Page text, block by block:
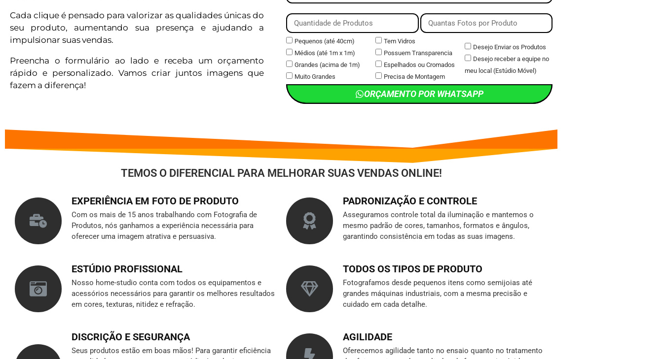
Cada clique é pensado para valorizar as qualidades únicas do
seu produto, aumentando sua presença e ajudando a
impulsionar suas vendas.
Preencha o formulário ao lado e receba um orçamento
rápido e personalizado. Vamos criar juntos imagens que
fazem a diferença!
Pequenos (até 40cm)
Médios (até 1m x 1m)
Grandes (acima de 1m)
Muito Grandes
Tem Vidros
Possuem Transparencia
Espelhados ou Cromados
Precisa de Montagem
Desejo Enviar os Produtos
Desejo receber a equipe no
meu local (Estúdio Móvel)
ORÇAMENTO POR WHATSAPP
TEMOS O DIFERENCIAL PARA MELHORAR SUAS VENDAS ONLINE!
EXPERIÊNCIA EM FOTO DE PRODUTO
Com os mais de 15 anos trabalhando com Fotografia de
Produtos, nós ganhamos a experiência necessária para
oferecer uma imagem atrativa e persuasiva.
ESTÚDIO PROFISSIONAL
Nosso home-studio conta com todos os equipamentos e
acessórios necessários para garantir os melhores resultados
em cores, texturas, nitidez e refração.
DISCRIÇÃO E SEGURANÇA
Seus produtos estão em boas mãos! Para garantir eficiência
PADRONIZAÇÃO E CONTROLE
Asseguramos controle total da iluminação e mantemos o
mesmo padrão de cores, tamanhos, formatos e ângulos,
garantindo consistência em todas as suas imagens.
TODOS OS TIPOS DE PRODUTO
Fotografamos desde pequenos itens como semijoias até
grandes máquinas industriais, com a mesma precisão e
cuidado em cada detalhe.
AGILIDADE
Oferecemos agilidade tanto no ensaio quanto no tratamento